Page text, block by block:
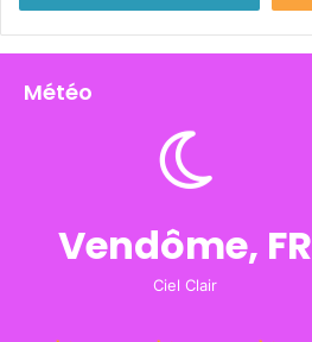
Météo
Vendôme, FR
Ciel Clair